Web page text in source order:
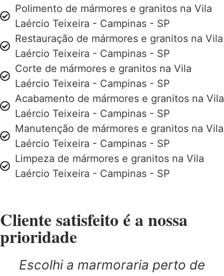
Polimento de mármores e granitos na Vila
Laércio Teixeira - Campinas - SP
Restauração de mármores e granitos na Vila
Laércio Teixeira - Campinas - SP
Corte de mármores e granitos na Vila
Laércio Teixeira - Campinas - SP
Acabamento de mármores e granitos na Vila
Laércio Teixeira - Campinas - SP
Manutenção de mármores e granitos na Vila
Laércio Teixeira - Campinas - SP
Limpeza de mármores e granitos na Vila
Laércio Teixeira - Campinas - SP
Cliente satisfeito é a nossa
prioridade
Escolhi a marmoraria perto de